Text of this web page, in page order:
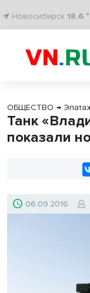
Новосибирск 18.6
ОБЩЕСТВО →
Танк
показали
06.09.2016